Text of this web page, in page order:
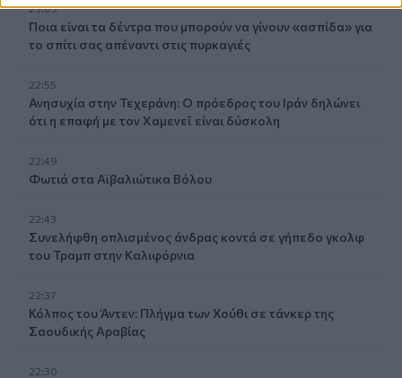
23:03
Ποια είναι τα δέντρα που μπορούν να γίνουν «ασπίδα» για
το σπίτι σας απέναντι στις πυρκαγιές
22:55
Ανησυχία στην Τεχεράνη: Ο πρόεδρος του Ιράν δηλώνει
ότι η επαφή με τον Χαμενεΐ είναι δύσκολη
22:49
Φωτιά στα Αϊβαλιώτικα Βόλου
22:43
Συνελήφθη οπλισμένος άνδρας κοντά σε γήπεδο γκολφ
του Τραμπ στην Καλιφόρνια
22:37
Κόλπος του Άντεν: Πλήγμα των Χούθι σε τάνκερ της
Σαουδικής Αραβίας
22:30